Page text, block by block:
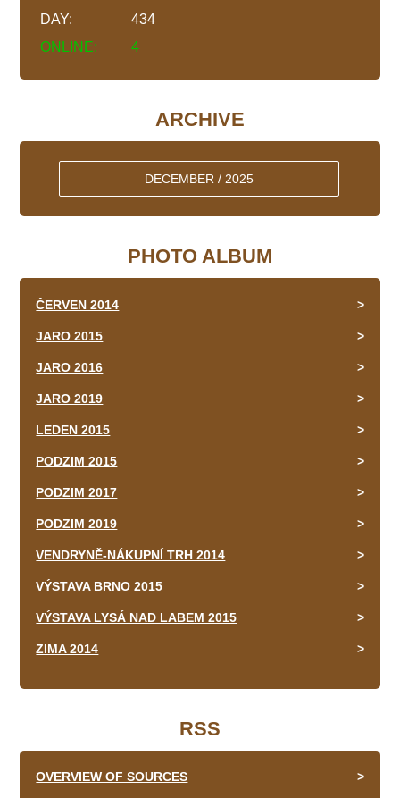
ONLINE: 4
DAY:
434
ARCHIVE
DECEMBER / 2025
PHOTO ALBUM
ČERVEN 2014
JARO 2015
JARO 2016
JARO 2019
LEDEN 2015
PODZIM 2015
PODZIM 2017
PODZIM 2019
VENDRYNĚ-NÁKUPNÍ TRH 2014
VÝSTAVA BRNO 2015
VÝSTAVA LYSÁ NAD LABEM 2015
ZIMA 2014
RSS
OVERVIEW OF SOURCES